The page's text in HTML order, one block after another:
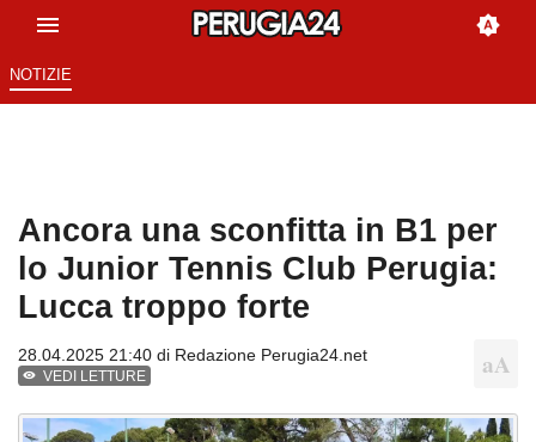
NOTIZIE
Ancora una sconfitta in B1 per
lo Junior Tennis Club Perugia:
Lucca troppo forte
28.04.2025 21:40 di Redazione Perugia24.net
VEDI LETTURE